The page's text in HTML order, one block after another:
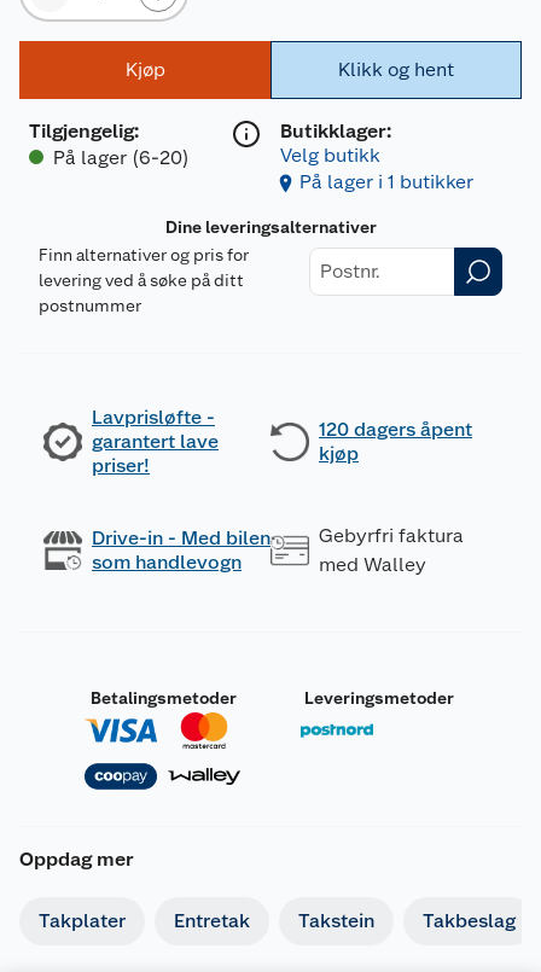
Kjøp
Tilgjengelig:
På lager (6-20)
Klikk og hent
Butikklager:
Velg butikk
På lager i 1 butikker
Dine leveringsalternativer
Finn alternativer og pris for
levering ved å søke på ditt
postnummer
Lavprisløfte -
garantert lave
priser!
120 dagers åpent
kjøp
Drive-in - Med bilen
som handlevogn
Gebyrfri faktura
med Walley
Betalingsmetoder Leveringsmetoder
Oppdag mer
Takplater Entretak Takstein Takbeslag